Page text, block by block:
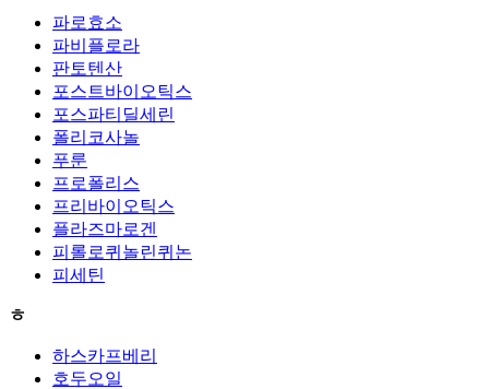
파로효소
파비플로라
판토텐산
포스트바이오틱스
포스파티딜세린
폴리코사놀
푸룬
프로폴리스
프리바이오틱스
플라즈마로겐
피롤로퀴놀린퀴논
피세틴
ㅎ
하스카프베리
호두오일